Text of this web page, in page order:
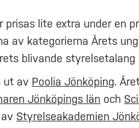
lite extra under en
av kategorierna Årets
blivande styrelsetalang
ut av Poolia Jönköping.
Jönköpings län och
Styrelseakademien